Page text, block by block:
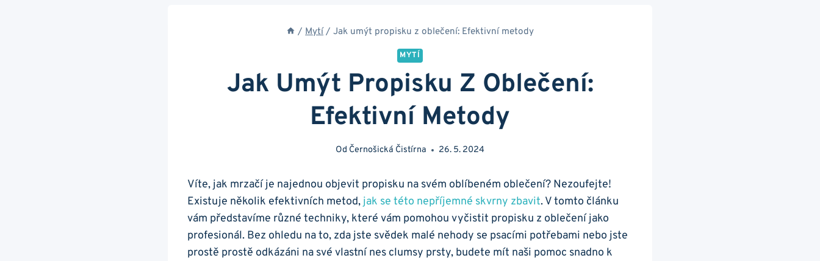
/ Mytí / Jak umýt propisku z oblečení: Efektivní metody
MYTÍ
Jak Umýt Propisku Z Oblečení:
Efektivní Metody
Od Černošická Čistírna 26. 5. 2024
Víte, ‌jak⁤ mrzačí je najednou objevit propisku na svém oblíbeném ‍oblečení? Nezoufejte!
⁢Existuje několik efektivních metod,⁤ jak se této nepříjemné skvrny‍ zbavit. ‌V tomto článku⁣
vám⁤ představíme různé techniky, které vám pomohou vyčistit propisku z oblečení jako
⁣profesionál. Bez ohledu na to, zda jste svědek malé nehody se psacími potřebami nebo jste
prostě‌ prostě odkázáni na své vlastní nes⁢ clumsy prsty, budete mít naši ⁢pomoc snadno k